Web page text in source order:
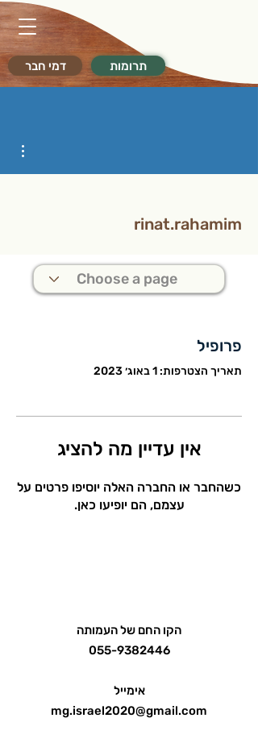
דמי חבר תרומות
rinat.rahamim
פרופיל
תאריך הצטרפות: 1 באוג׳ 2023
אין עדיין מה להציג
כשהחבר או החברה האלה יוסיפו פרטים על
עצמם, הם יופיעו כאן.
הקו החם של העמותה
055-9382446
אימייל
mg.israel2020@gmail.com